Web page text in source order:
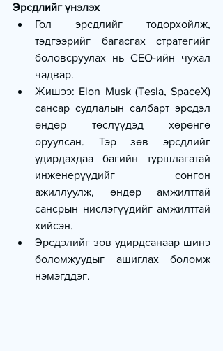
Эрсдлийг үнэлэх
Гол эрсдлийг тодорхойлж,
тэдгээрийг багасгах стратегийг
боловсруулах нь CEO-ийн чухал
чадвар.
Жишээ: Elon Musk (Tesla, SpaceX)
сансар судлалын салбарт эрсдэл
өндөр төслүүдэд хөрөнгө
оруулсан. Тэр зөв эрсдлийг
удирдахдаа багийн туршлагатай
инженерүүдийг сонгон
ажиллуулж, өндөр амжилттай
сансрын нислэгүүдийг амжилттай
хийсэн.
Эрсдэлийг зөв удирдсанаар шинэ
боломжуудыг ашиглах боломж
нэмэгддэг.